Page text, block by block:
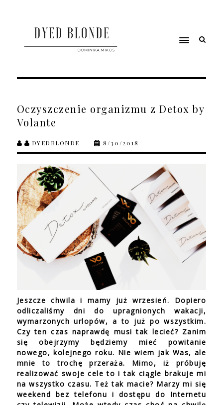
Oczyszczenie organizmu z Detox by
Volante
DYEDBLONDE 8/30/2018
Jeszcze chwila i mamy już wrzesień. Dopiero
odliczaliśmy dni do upragnionych wakacji,
wymarzonych urlopów, a to już po wszystkim.
Czy ten czas naprawdę musi tak lecieć? Zanim
się obejrzymy będziemy mieć powitanie
nowego, kolejnego roku. Nie wiem jak Was, ale
mnie to trochę przeraża. Mimo, iż próbuję
realizować swoje cele to i tak ciągle brakuje mi
na wszystko czasu. Też tak macie? Marzy mi się
weekend bez telefonu i dostępu do Internetu